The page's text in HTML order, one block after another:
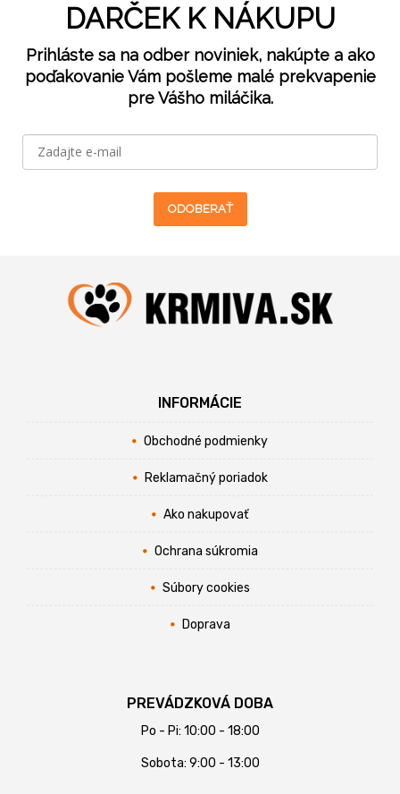
DARČEK K NÁKUPU
Prihláste sa na odber noviniek, nakúpte a ako
poďakovanie Vám pošleme malé prekvapenie
pre Vášho miláčika.
ODOBERAŤ
INFORMÁCIE
Obchodné podmienky
Reklamačný poriadok
Ako nakupovať
Ochrana súkromia
Súbory cookies
Doprava
PREVÁDZKOVÁ DOBA
Po - Pi: 10:00 - 18:00
Sobota: 9:00 - 13:00